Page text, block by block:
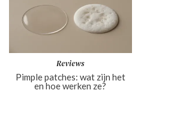
Reviews
Pimple patches: wat zijn het
en hoe werken ze?